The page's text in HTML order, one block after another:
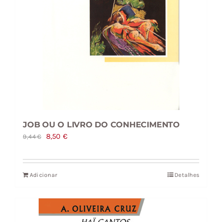
JOB OU O LIVRO DO CONHECIMENTO
9,44€
O
original
era:
8,50 €O
atual
Adicionar Detalhes